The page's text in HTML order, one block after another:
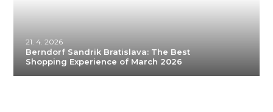
21. 4. 2026
Berndorf Sandrik Bratislava: The Best
Shopping Experience of March 2026